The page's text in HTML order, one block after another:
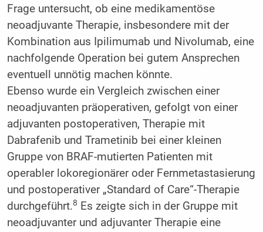
Frage untersucht, ob eine medikamentöse
neoadjuvante Therapie, insbesondere mit der
Kombination aus Ipilimumab und Nivolumab, eine
nachfolgende Operation bei gutem Ansprechen
eventuell unnötig machen könnte.
Ebenso wurde ein Vergleich zwischen einer
neoadjuvanten präoperativen, gefolgt von einer
adjuvanten postoperativen, Therapie mit
Dabrafenib und Trametinib bei einer kleinen
Gruppe von BRAF-mutierten Patienten mit
operabler lokoregionärer oder Fernmetastasierung
und postoperativer „Standard of Care“-Therapie
durchgeführt.8 Es zeigte sich in der Gruppe mit
neoadjuvanter und adjuvanter Therapie eine